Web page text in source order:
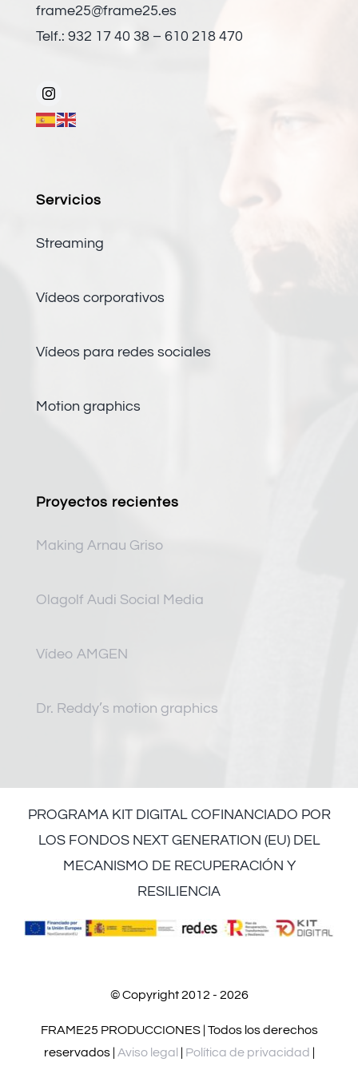
frame25@frame25.es
Telf.: 932 17 40 38 – 610 218 470
Servicios
Streaming
Vídeos corporativos
Vídeos para redes sociales
Motion graphics
Proyectos recientes
Making Arnau Griso
Olagolf Audi Social Media
Vídeo AMGEN
Dr. Reddy’s motion graphics
PROGRAMA KIT DIGITAL COFINANCIADO POR
LOS FONDOS NEXT GENERATION (EU) DEL
MECANISMO DE RECUPERACIÓN Y
RESILIENCIA
© Copyright 2012 - 2026
FRAME25 PRODUCCIONES | Todos los derechos
reservados | Aviso legal Política de privacidad